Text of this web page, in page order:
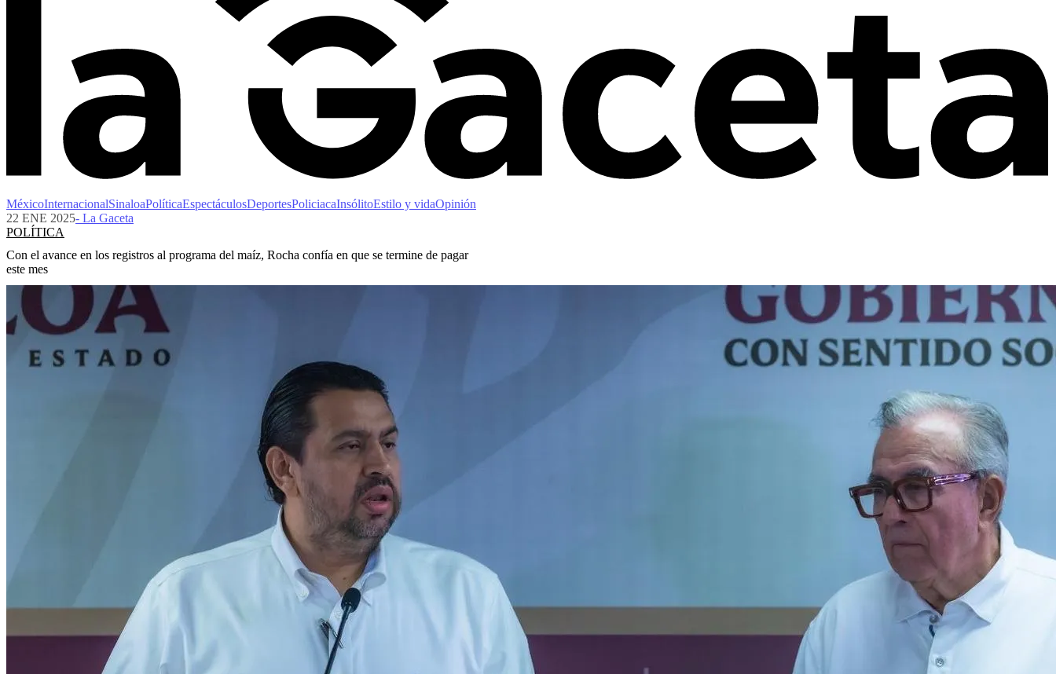
MéxicoInternacionalSinaloaPolíticaEspectáculosDeportesPoliciacaInsólitoEstilo y vidaOpinión
22 ENE 2025- La Gaceta
POLÍTICA
Con el avance en los registros al programa del maíz, Rocha confía en que se termine de pagar
este mes